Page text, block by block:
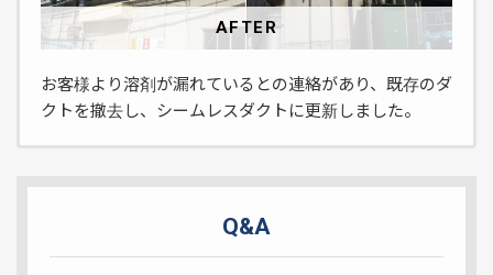
AFTER
お客様より溶剤が漏れているとの連絡があり、既存のダ
クトを撤去し、シームレスダクトに更新しました。
Q&A